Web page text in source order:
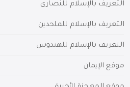
التعريف بالإسلام للنصارى
التعريف بالإسلام للملحدين
التعريف بالإسلام للهندوس
موقع الإيمان